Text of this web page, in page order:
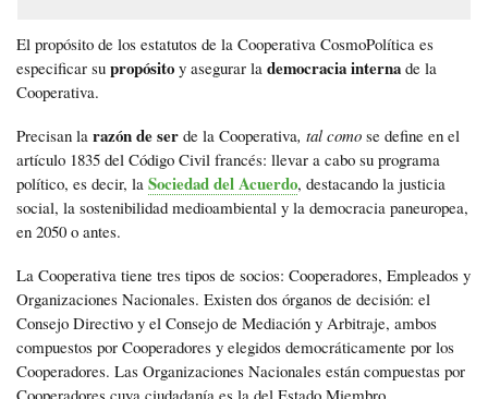
El propósito de los estatutos de la Cooperativa CosmoPolítica es
especificar su propósito y asegurar la democracia interna de la
Cooperativa.
Precisan la razón de ser de la Cooperativa, tal como se define en el
artículo 1835 del Código Civil francés: llevar a cabo su programa
político, es decir, la Sociedad del Acuerdo, destacando la justicia
social, la sostenibilidad medioambiental y la democracia paneuropea,
en 2050 o antes.
La Cooperativa tiene tres tipos de socios: Cooperadores, Empleados y
Organizaciones Nacionales. Existen dos órganos de decisión: el
Consejo Directivo y el Consejo de Mediación y Arbitraje, ambos
compuestos por Cooperadores y elegidos democráticamente por los
Cooperadores. Las Organizaciones Nacionales están compuestas por